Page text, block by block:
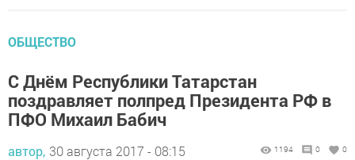
ОБЩЕСТВО
С Днём Республики Татарстан
поздравляет полпред Президента РФ в
ПФО Михаил Бабич
автор, 30 августа 2017 - 08:15 1194 0 0